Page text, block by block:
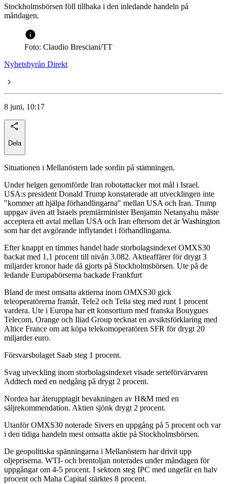
Stockholmsbörsen föll tillbaka i den inledande handeln på
måndagen.
Foto: Claudio Bresciani/TT
Nyhetsbyrån Direkt
8 juni, 10:17
Dela
Situationen i Mellanöstern lade sordin på stämningen.
Under helgen genomförde Iran robotattacker mot mål i Israel.
USA:s president Donald Trump konstaterade att utvecklingen inte
"kommer att hjälpa förhandlingarna" mellan USA och Iran. Trump
uppgav även att Israels premiärminister Benjamin Netanyahu måste
acceptera ett avtal mellan USA och Iran eftersom det är Washington
som har det avgörande inflytandet i förhandlingarna.
Efter knappt en timmes handel hade storbolagsindexet OMXS30
backat med 1,1 procent till nivån 3.082. Aktieaffärer för drygt 3
miljarder kronor hade då gjorts på Stockholmsbörsen. Ute på de
ledande Europabörserna backade Frankfurt
Bland de mest omsatta aktierna inom OMXS30 gick
teleoperatörerna framåt. Tele2 och Telia steg med runt 1 procent
vardera. Ute i Europa har ett konsortium med franska Bouygues
Telecom, Orange och Iliad Group tecknat en avsiktsförklaring med
Altice France om att köpa telekomoperatören SFR för drygt 20
miljarder euro.
Försvarsbolaget Saab steg 1 procent.
Svag utveckling inom storbolagsindexet visade serieförvärvaren
Addtech med en nedgång på drygt 2 procent.
Nordea har återupptagit bevakningen av H&M med en
säljrekommendation. Aktien sjönk drygt 2 procent.
Utanför OMXS30 noterade Sivers en uppgång på 5 procent och var
i den tidiga handeln mest omsatta aktie på Stockholmsbörsen.
De geopolitiska spänningarna i Mellanöstern har drivit upp
oljepriserna. WTI- och brentoljan noterades under måndagen för
uppgångar om 4-5 procent. I sektorn steg IPC med ungefär en halv
procent och Maha Capital stärktes 8 procent.